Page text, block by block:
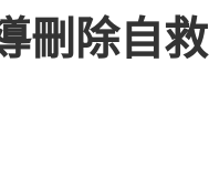
刪除自救